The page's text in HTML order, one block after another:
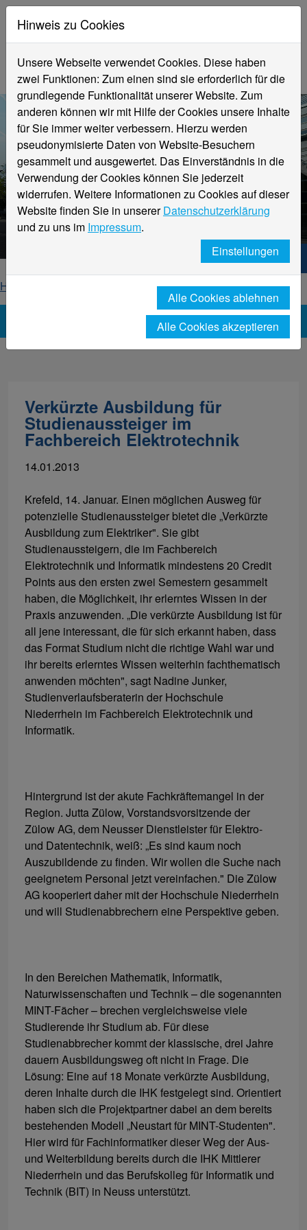
Aktuelle Meldungen
Hochschule Niederrhein
Hochschule Niederrhein. Dein Weg.
Home
News-Detailseite
Verkürzte Ausbildung für
Studienaussteiger im
Fachbereich Elektrotechnik
14.01.2013
Krefeld, 14. Januar. Einen möglichen Ausweg für
potenzielle Studienaussteiger bietet die „Verkürzte
Ausbildung zum Elektriker". Sie gibt
Studienaussteigern, die im Fachbereich
Elektrotechnik und Informatik mindestens 20 Credit
Points aus den ersten zwei Semestern gesammelt
haben, die Möglichkeit, ihr erlerntes Wissen in der
Praxis anzuwenden. „Die verkürzte Ausbildung ist für
all jene interessant, die für sich erkannt haben, dass
das Format Studium nicht die richtige Wahl war und
ihr bereits erlerntes Wissen weiterhin fachthematisch
anwenden möchten", sagt Nadine Junker,
Studienverlaufsberaterin der Hochschule
Niederrhein im Fachbereich Elektrotechnik und
Informatik.
Hintergrund ist der akute Fachkräftemangel in der
Region. Jutta Zülow, Vorstandsvorsitzende der
Zülow AG, dem Neusser Dienstleister für Elektro-
und Datentechnik, weiß: „Es sind kaum noch
Auszubildende zu finden. Wir wollen die Suche nach
geeignetem Personal jetzt vereinfachen." Die Zülow
AG kooperiert daher mit der Hochschule Niederrhein
und will Studienabbrechern eine Perspektive geben.
In den Bereichen Mathematik, Informatik,
Naturwissenschaften und Technik – die sogenannten
MINT-Fächer – brechen vergleichsweise viele
Studierende ihr Studium ab. Für diese
Studienabbrecher kommt der klassische, drei Jahre
dauern Ausbildungsweg oft nicht in Frage. Die
Lösung: Eine auf 18 Monate verkürzte Ausbildung,
deren Inhalte durch die IHK festgelegt sind. Orientiert
haben sich die Projektpartner dabei an dem bereits
bestehenden Modell „Neustart für MINT-Studenten".
Hier wird für Fachinformatiker dieser Weg der Aus-
und Weiterbildung bereits durch die IHK Mittlerer
Niederrhein und das Berufskolleg für Informatik und
Technik (BIT) in Neuss unterstützt.
Hinweis zu Cookies
Unsere Webseite verwendet Cookies. Diese haben
zwei Funktionen: Zum einen sind sie erforderlich für die
grundlegende Funktionalität unserer Website. Zum
anderen können wir mit Hilfe der Cookies unsere Inhalte
für Sie immer weiter verbessern. Hierzu werden
pseudonymisierte Daten von Website-Besuchern
gesammelt und ausgewertet. Das Einverständnis in die
Verwendung der Cookies können Sie jederzeit
widerrufen. Weitere Informationen zu Cookies auf dieser
Website finden Sie in unsererDatenschutzerklärung
und zu uns im Impressum.
Einstellungen
Alle Cookies ablehnen
Alle Cookies akzeptieren